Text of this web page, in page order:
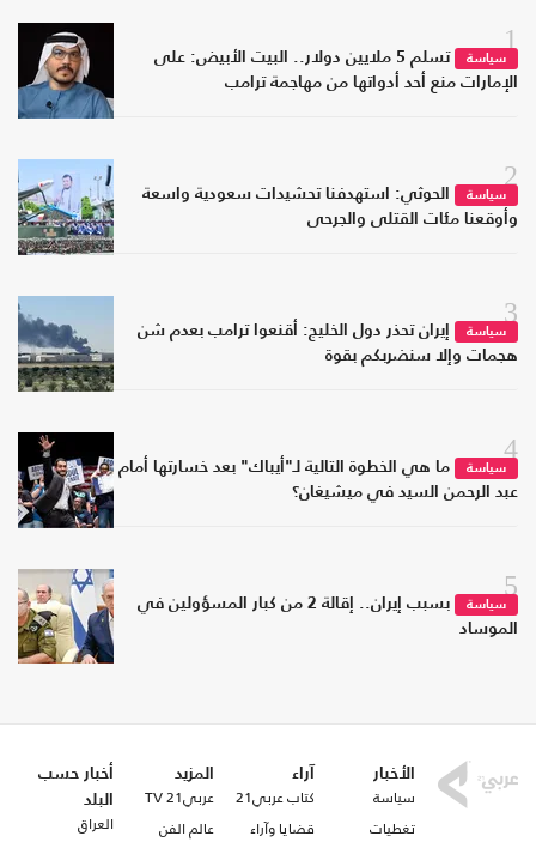
1
سياسة
تسلم 5 ملايين دولار.. البيت الأبيض: على
الإمارات منع أحد أدواتها من مهاجمة ترامب
2
سياسة
الحوثي: استهدفنا تحشيدات سعودية واسعة
وأوقعنا مئات القتلى والجرحى
3
سياسة
إيران تحذر دول الخليج: أقنعوا ترامب بعدم شن
هجمات وإلا سنضربكم بقوة
4
سياسة
ما هي الخطوة التالية لـ"أيباك" بعد خسارتها أمام
عبد الرحمن السيد في ميشيغان؟
5
سياسة
بسبب إيران.. إقالة 2 من كبار المسؤولين في
الموساد
الأخبار
سياسة
تغطيات
آراء
كتاب عربي21
قضايا وآراء
المزيد
عربي21 TV
عالم الفن
أخبار حسب
البلد
العراق